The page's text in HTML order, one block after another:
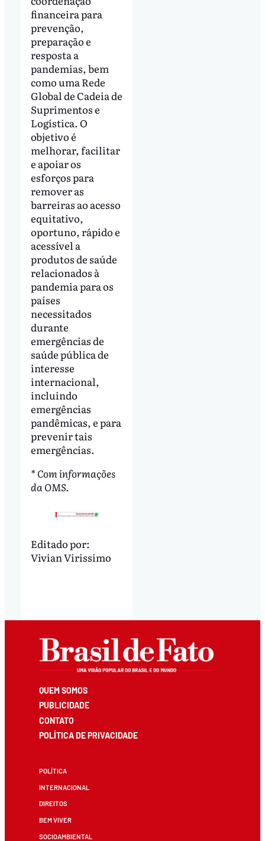
financeira para
prevenção,
preparação e
resposta a
pandemias, bem
como uma Rede
Global de Cadeia de
Suprimentos e
Logística. O
objetivo é
melhorar, facilitar
e apoiar os
esforços para
remover as
barreiras ao acesso
equitativo,
oportuno, rápido e
acessível a
produtos de saúde
relacionados à
pandemia para os
países
necessitados
durante
emergências de
saúde pública de
interesse
internacional,
incluindo
emergências
pandêmicas, e para
prevenir tais
emergências.
* Com informações
da OMS.
Editado por:
Vivian Virissimo
QUEM SOMOS
PUBLICIDADE
CONTATO
POLÍTICA DE PRIVACIDADE
POLÍTICA
INTERNACIONAL
DIREITOS
BEM VIVER
SOCIOAMBIENTAL